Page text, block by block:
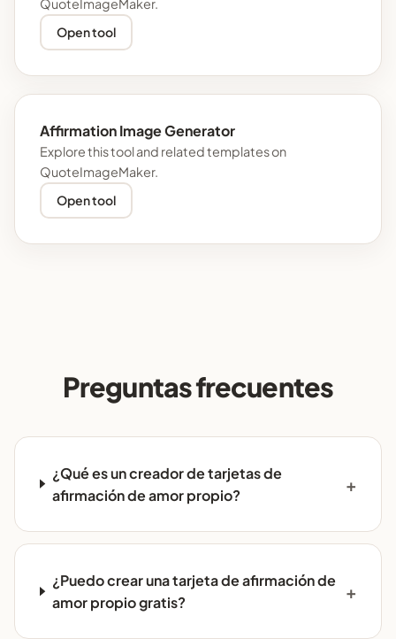
Open tool
Affirmation Image Generator
Explore this tool and related templates on
QuoteImageMaker.
Open tool
Preguntas frecuentes
¿Qué es un creador de tarjetas de
afirmación de amor propio?
¿Puedo crear una tarjeta de afirmación de
amor propio gratis?